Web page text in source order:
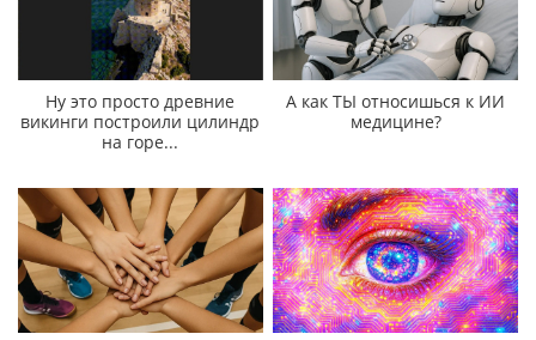
Ну это просто древние
викинги построили цилиндр
на горе...
А как ТЫ относишься к ИИ
медицине?